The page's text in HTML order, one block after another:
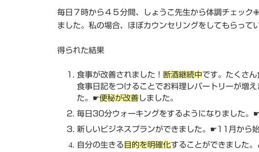
毎日７時から４５分間、しょうこ先生から体調チェッ
ました。私の場合、ほぼカウンセリングをしてもらっ
得られた結果
食事が改善されました！ 断酒継続中です。たくさん
食事日記をつけることでお料理レパートリーが増
た。☛便秘が改善しました。
毎日30分ウォーキングをするようになりました。☛
新しいビジネスプランができました。☛11月から始
自分の生きる 目的を明確化することができました